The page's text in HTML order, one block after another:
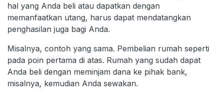
hal yang Anda beli atau dapatkan dengan
memanfaatkan utang, harus dapat mendatangkan
penghasilan juga bagi Anda.
Misalnya, contoh yang sama. Pembelian rumah seperti
pada poin pertama di atas. Rumah yang sudah dapat
Anda beli dengan meminjam dana ke pihak bank,
misalnya, kemudian Anda sewakan.